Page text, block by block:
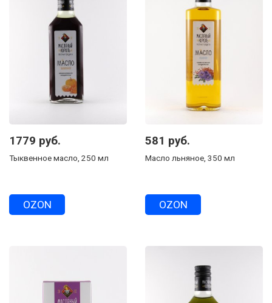
1779 руб.
Тыквенное масло, 250 мл
OZON
581 руб.
Масло льняное, 350 мл
OZON